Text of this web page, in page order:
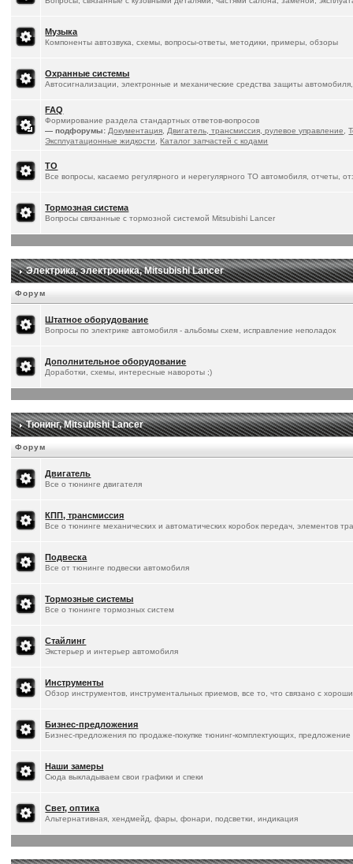
Музыка
Компоненты автозвука, схемы, вопросы-ответы, методики, примеры, обзоры
Охранные системы
Автосигнализации, электронные и механические средства защиты
FAQ
Формирование раздела стандартных ответов-вопросов
— подфорумы: Документация Двигатель, трансмиссия, рулевое управление ,
Эксплуатационные жидкости
,Каталог запчастей с кодами
ТО
Все вопросы, касаемо регулярного и нерегулярного ТО автомобиля, отчеты,
Тормозная система
Вопросы связанные с тормозной системой Mitsubishi Lancer
Электрика, электроника, Mitsubishi Lancer
Форум
Штатное оборудование
Вопросы по электрике автомобиля - альбомы схем, исправление неполадок
Дополнительное оборудование
Доработки, схемы, интересные навороты ;)
Тюнинг, Mitsubishi Lancer
Форум
Двигатель
Все о тюнинге двигателя
КПП, трансмиссия
Все о тюнинге механических и автоматических коробок передач, элементов
Подвеска
Все от тюнинге подвески автомобиля
Тормозные системы
Все о тюнинге тормозных систем
Стайлинг
Экстерьер и интерьер автомобиля
Инструменты
Обзор инструментов, инструментальных приемов, все то, что связано с
Бизнес-предложения
Бизнес-предложения по продаже-покупке тюнинг-комплектующих, предложение
Наши замеры
Сюда выкладываем свои графики и спеки
Свет, оптика
Альтернативная, хендмейд, фары, фонари, подсветки, индикация